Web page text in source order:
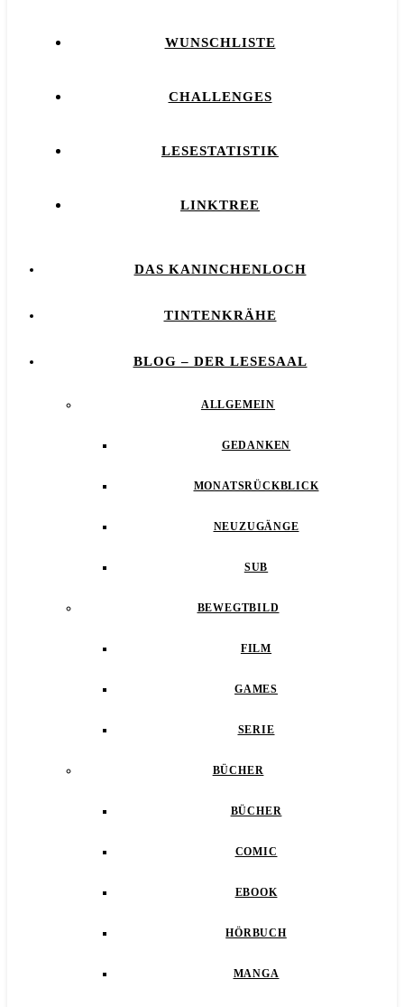
WUNSCHLISTE
CHALLENGES
LESESTATISTIK
LINKTREE
DAS KANINCHENLOCH
TINTENKRÄHE
BLOG – DER LESESAAL
ALLGEMEIN
GEDANKEN
MONATSRÜCKBLICK
NEUZUGÄNGE
SUB
BEWEGTBILD
FILM
GAMES
SERIE
BÜCHER
BÜCHER
COMIC
EBOOK
HÖRBUCH
MANGA